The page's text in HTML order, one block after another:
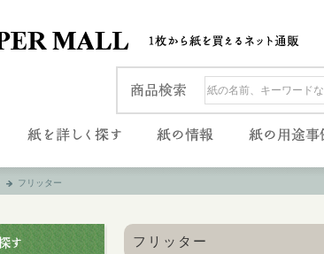
フリッター
フリッター